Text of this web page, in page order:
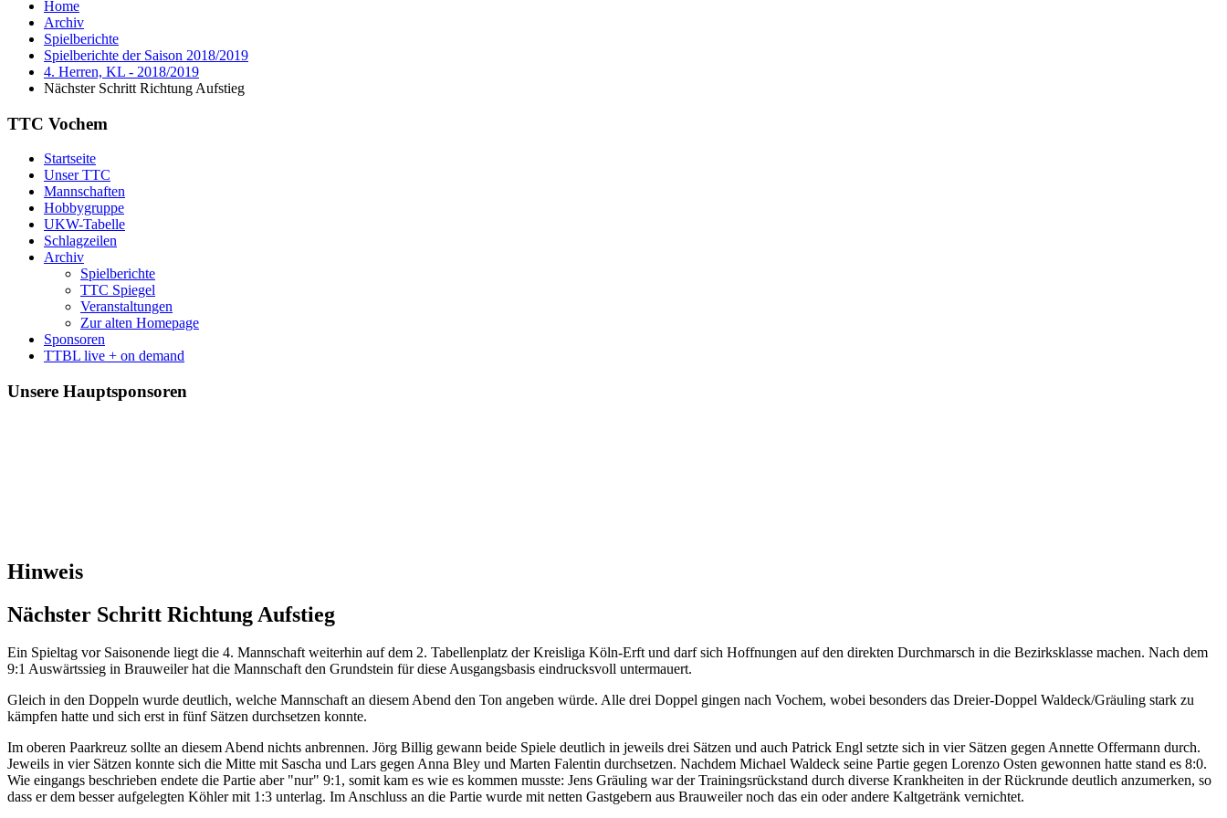
Home
Archiv
Spielberichte
Spielberichte der Saison 2018/2019
4. Herren, KL - 2018/2019
Nächster Schritt Richtung Aufstieg
TTC Vochem
Startseite
Unser TTC
Mannschaften
Hobbygruppe
UKW-Tabelle
Schlagzeilen
Archiv
Spielberichte
TTC Spiegel
Veranstaltungen
Zur alten Homepage
Sponsoren
TTBL live + on demand
Unsere Hauptsponsoren
Hinweis
Nächster Schritt Richtung Aufstieg
Ein Spieltag vor Saisonende liegt die 4. Mannschaft weiterhin auf dem 2. Tabellenplatz der Kreisliga Köln-Erft und darf sich Hoffnungen auf den direkten Durchmarsch in die Bezirksklasse machen. Nach dem
9:1 Auswärtssieg in Brauweiler hat die Mannschaft den Grundstein für diese Ausgangsbasis eindrucksvoll untermauert.
Gleich in den Doppeln wurde deutlich, welche Mannschaft an diesem Abend den Ton angeben würde. Alle drei Doppel gingen nach Vochem, wobei besonders das Dreier-Doppel Waldeck/Gräuling stark zu
kämpfen hatte und sich erst in fünf Sätzen durchsetzen konnte.
Im oberen Paarkreuz sollte an diesem Abend nichts anbrennen. Jörg Billig gewann beide Spiele deutlich in jeweils drei Sätzen und auch Patrick Engl setzte sich in vier Sätzen gegen Annette Offermann durch.
Jeweils in vier Sätzen konnte sich die Mitte mit Sascha und Lars gegen Anna Bley und Marten Falentin durchsetzen. Nachdem Michael Waldeck seine Partie gegen Lorenzo Osten gewonnen hatte stand es 8:0.
Wie eingangs beschrieben endete die Partie aber "nur" 9:1, somit kam es wie es kommen musste: Jens Gräuling war der Trainingsrückstand durch diverse Krankheiten in der Rückrunde deutlich anzumerken, so
dass er dem besser aufgelegten Köhler mit 1:3 unterlag. Im Anschluss an die Partie wurde mit netten Gastgebern aus Brauweiler noch das ein oder andere Kaltgetränk vernichtet.